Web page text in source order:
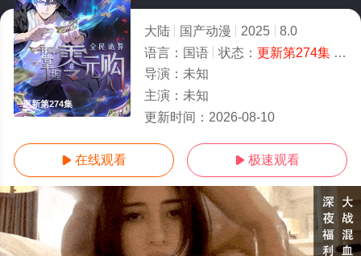
更新第274集
大陆 国产动漫 2025
8.0
语言： 国语 状态： 更新第274集- 免费在线观看
导演： 未知
主演： 未知
更新时间： 2026-08-10
 在线观看  极速观看